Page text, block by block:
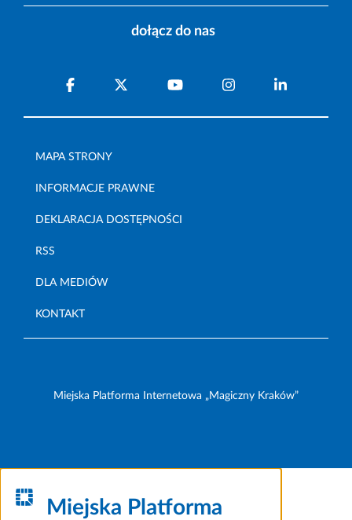
dołącz do nas
MAPA STRONY
INFORMACJE PRAWNE
DEKLARACJA DOSTĘPNOŚCI
RSS
DLA MEDIÓW
KONTAKT
Miejska Platforma Internetowa „Magiczny Kraków”
Miejska Platforma